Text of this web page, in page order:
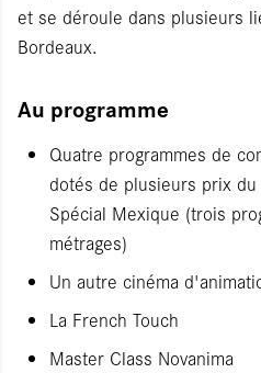
et se déroule dans plusieurs
Bordeaux.
Au programme
Quatre programmes de
dotés de plusieurs prix
Spécial Mexique (trois
métrages)
Un autre cinéma
La French Touch
Master Class Novanima